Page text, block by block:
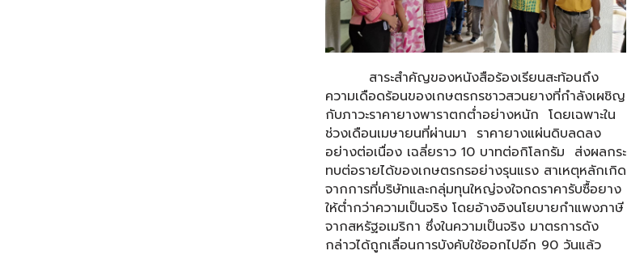
สาระสำคัญของหนังสือร้องเรียนสะท้อนถึง
ความเดือดร้อนของเกษตรกรชาวสวนยางที่กำลังเผชิญ
กับภาวะราคายางพาราตกต่ำอย่างหนัก โดยเฉพาะใน
ช่วงเดือนเมษายนที่ผ่านมา ราคายางแผ่นดิบลดลง
อย่างต่อเนื่อง เฉลี่ยราว 10 บาทต่อกิโลกรัม ส่งผลกระ
ทบต่อรายได้ของเกษตรกรอย่างรุนแรง สาเหตุหลักเกิด
จากการที่บริษัทและกลุ่มทุนใหญ่จงใจกดราคารับซื้อยาง
ให้ต่ำกว่าความเป็นจริง โดยอ้างอิงนโยบายกำแพงภาษี
จากสหรัฐอเมริกา ซึ่งในความเป็นจริง มาตรการดัง
กล่าวได้ถูกเลื่อนการบังคับใช้ออกไปอีก 90 วันแล้ว